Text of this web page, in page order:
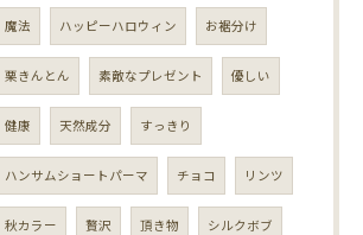
魔法 ハッピーハロウィン お裾分け
栗きんとん 素敵なプレゼント 優しい
健康 天然成分 すっきり
ハンサムショートパーマ チョコ リンツ
秋カラー 贅沢 頂き物 シルクボブ